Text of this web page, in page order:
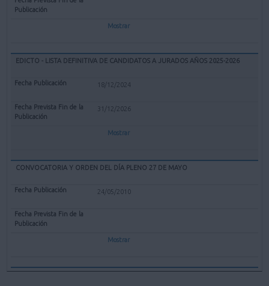
Mostrar
EDICTO - LISTA DEFINITIVA DE CANDIDATOS A JURADOS AÑOS 2025-2026
18/12/2024
31/12/2026
Mostrar
CONVOCATORIA Y ORDEN DEL DÍA PLENO 27 DE MAYO
24/05/2010
Mostrar